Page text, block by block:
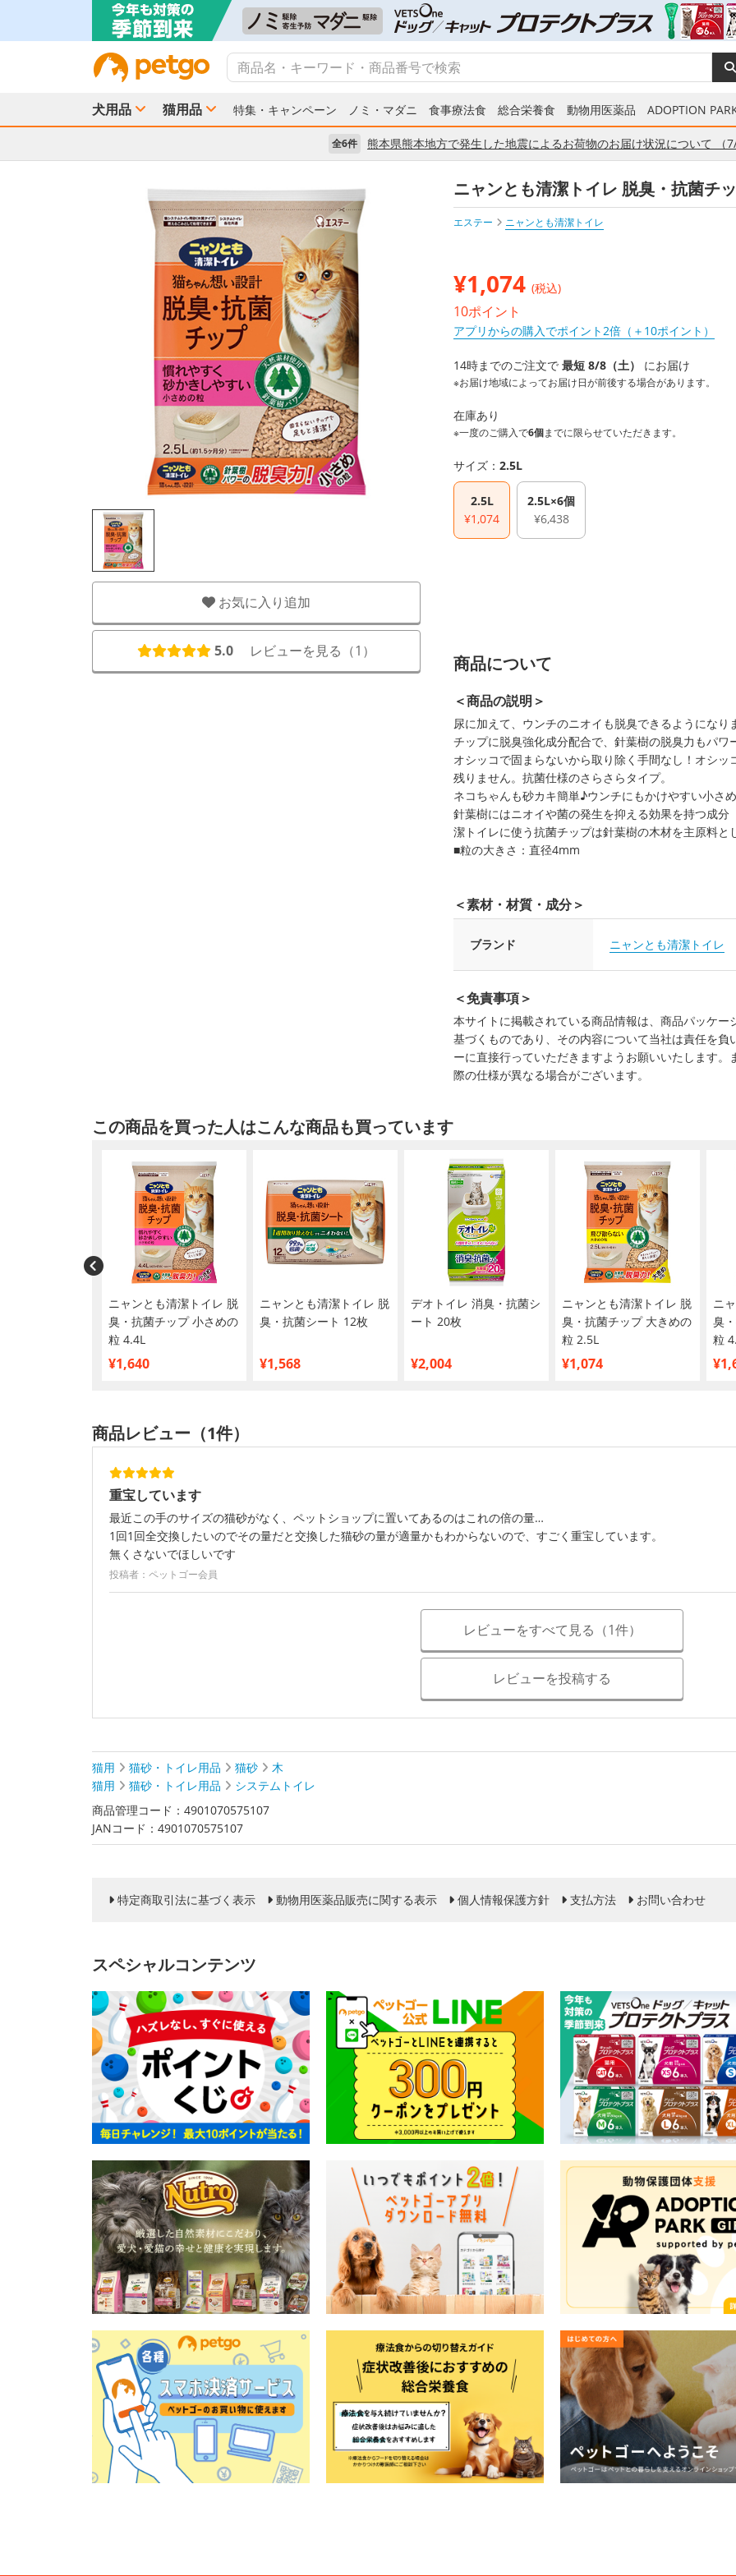
犬用品 猫用品 特集・キャンペーン ノミ・マダニ 食事療法食 総合栄養食 動物用医薬品 ADOPTION
全6件 熊本県熊本地方で発生した地震によるお荷物のお届け状況について （7/
お気に入り追加
5.0 レビューを見る（1 ）
ニャンとも清潔トイレ 脱臭・抗菌チ
エステー
ニャンとも清潔トイレ
¥1,074 (税込)
10ポイント
アプリからの購入でポイント2倍（＋10ポイント）
14時までのご注文で 最短 8/8（土） にお届け
※お届け地域によってお届け日が前後する場合があります。
在庫あり
※一度のご購入で6個までに限らせていただきます。
サイズ： 2.5L
2.5L
¥1,074
2.5L×6個
¥6,438
商品について
＜商品の説明＞
尿に加えて、ウンチのニオイも脱臭できるようになり
チップに脱臭強化成分配合で、針葉樹の脱臭力もパ
オシッコで固まらないから取り除く手間なし！オシ
残りません。抗菌仕様のさらさらタイプ。
ネコちゃんも砂カキ簡単♪ウンチにもかけやすい小さ
針葉樹にはニオイや菌の発生を抑える効果を持つ成
潔トイレに使う抗菌チップは針葉樹の木材を主原料と
■粒の大きさ：直径4mm
＜素材・材質・成分＞
ブランド ニャンとも清潔トイレ
＜免責事項＞
本サイトに掲載されている商品情報は、商品パッケ
基づくものであり、その内容について当社は責任を
ーに直接行っていただきますようお願いいたします
際の仕様が異なる場合がございます。
この商品を買った人はこんな商品も買っています
ニャンとも清潔トイレ 脱
臭・抗菌チップ 小さめの
粒 4.4L
¥1,640
ニャンとも清潔トイレ 脱
臭・抗菌シート 12枚
¥1,568
デオトイレ 消臭・抗菌シ
ート 20枚
¥2,004
ニャンとも清潔トイレ 脱
臭・抗菌チップ 大きめの
粒 2.5L
¥1,074
ニ
臭
粒
商品レビュー（1件）
重宝しています
最近この手のサイズの猫砂がなく、ペットショップに置いてあるのはこれの倍の量…
1回1回全交換したいのでその量だと交換した猫砂の量が適量かもわからないので、すごく重宝しています。
無くさないでほしいです
投稿者：ペットゴー会員
レビューをすべて見る（1件）
レビューを投稿する
猫用 猫砂・トイレ用品 猫砂
木
猫用
猫砂・トイレ用品
システムトイレ
商品管理コード：4901070575107
JANコード：4901070575107
特定商取引法に基づく表示 動物用医薬品販売に関する表示 個人情報保護方針 支払方法 お問い合わせ
スペシャルコンテンツ